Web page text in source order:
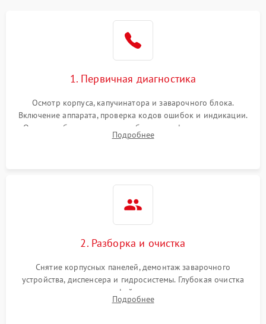
1. Первичная диагностика
Осмотр корпуса, капучинатора и заварочного блока.
Включение аппарата, проверка кодов ошибок и индикации.
Оценка работы помпы, термоблока и кофемолки на слух.
Измерение температуры и давления воды для выявления
Подробнее
2. Разборка и очистка
Снятие корпусных панелей, демонтаж заварочного
устройства, диспенсера и гидросистемы. Глубокая очистка
внутренних узлов от кофейных масел, жмыха и накипи.
Промывка дренажных каналов и фильтров с использованием
Подробнее